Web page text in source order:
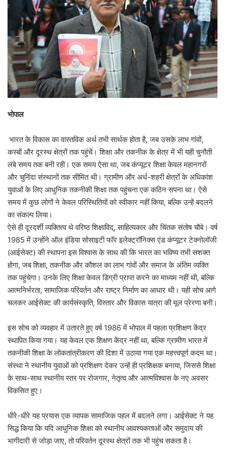
भोपाल
भारत के विकास का वास्तविक अर्थ तभी सार्थक होता है, जब उसके लाभ गांवों,
कस्बों और दूरस्थ क्षेत्रों तक पहुंचें। शिक्षा और तकनीक के क्षेत्र में भी यही चुनौती
लंबे समय तक बनी रही। एक समय ऐसा था, जब कंप्यूटर शिक्षा केवल महानगरों
और चुनिंदा संस्थानों तक सीमित थी। ग्रामीण और अर्ध-शहरी क्षेत्रों के अधिकांश
युवाओं के लिए आधुनिक तकनीकी शिक्षा तक पहुंचना एक कठिन सपना था। ऐसे
समय में कुछ लोगों ने केवल परिस्थितियों को स्वीकार नहीं किया, बल्कि उन्हें बदलने
का संकल्प लिया।
ऐसे ही दूरदर्शी व्यक्तित्व थे वरिष्ठ शिक्षाविद्, साहित्यकार और चिंतक संतोष चौबे। वर्ष
1985 में उन्होंने ऑल इंडिया सोसाइटी फॉर इलेक्ट्रॉनिक्स एंड कंप्यूटर टेक्नोलॉजी
(आईसेक्ट) की स्थापना इस विश्वास के साथ की कि भारत का भविष्य तभी सशक्त
होगा, जब शिक्षा, तकनीक और कौशल का लाभ गांवों और समाज के अंतिम व्यक्ति
तक पहुंचेगा। उनके लिए शिक्षा केवल डिग्री प्राप्त करने का माध्यम नहीं थी, बल्कि
आत्मनिर्भरता, सामाजिक परिवर्तन और राष्ट्र निर्माण का आधार थी। यही सोच आगे
चलकर आईसेक्ट की कार्यसंस्कृति, विस्तार और विकास यात्रा की मूल प्रेरणा बनी।
इस सोच को व्यवहार में उतारते हुए वर्ष 1986 में भोपाल में पहला प्रशिक्षण केंद्र
स्थापित किया गया। यह केवल एक शिक्षण केंद्र नहीं था, बल्कि ग्रामीण भारत में
तकनीकी शिक्षा के लोकतांत्रीकरण की दिशा में उठाया गया एक महत्त्वपूर्ण कदम था।
संस्था ने स्थानीय युवाओं को प्रशिक्षण देकर उन्हें ही प्रशिक्षक बनाया, जिससे शिक्षा
के साथ-साथ स्थानीय स्तर पर रोजगार, नेतृत्व और आत्मविश्वास के नए अवसर
विकसित हुए।
धीरे-धीरे यह प्रयास एक व्यापक सामाजिक पहल में बदलने लगा। आईसेक्ट ने यह
सिद्ध किया कि यदि आधुनिक शिक्षा को स्थानीय आवश्यकताओं और समुदाय की
भागीदारी से जोड़ा जाए, तो परिवर्तन दूरस्थ क्षेत्रों तक भी पहुंच सकता है।